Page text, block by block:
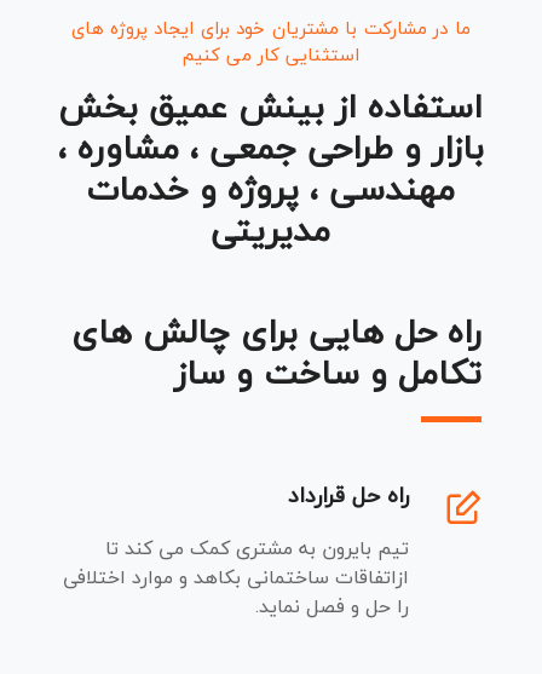
ما در مشارکت با مشتریان خود برای ایجاد پروژه های
استثنایی کار می کنیم
استفاده از بینش عمیق بخش
بازار و طراحی جمعی ، مشاوره ،
مهندسی ، پروژه و خدمات
مدیریتی
راه حل هایی برای چالش های
تکامل و ساخت و ساز
راه حل قرارداد
تیم بایرون به مشتری کمک می کند تا
ازاتفاقات ساختمانی بکاهد و موارد اختلافی
را حل و فصل نماید.